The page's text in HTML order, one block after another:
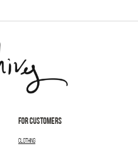
FOR CUSTOMERS
CLOTHING